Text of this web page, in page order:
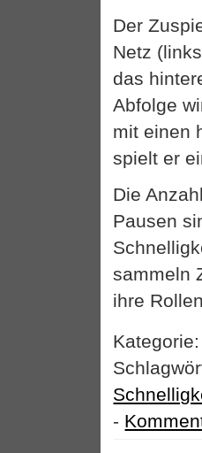
Der
Netz
das
Abfolge
mit einen
spielt er
Die
Pausen
sammeln
ihre
Kategorie:
-